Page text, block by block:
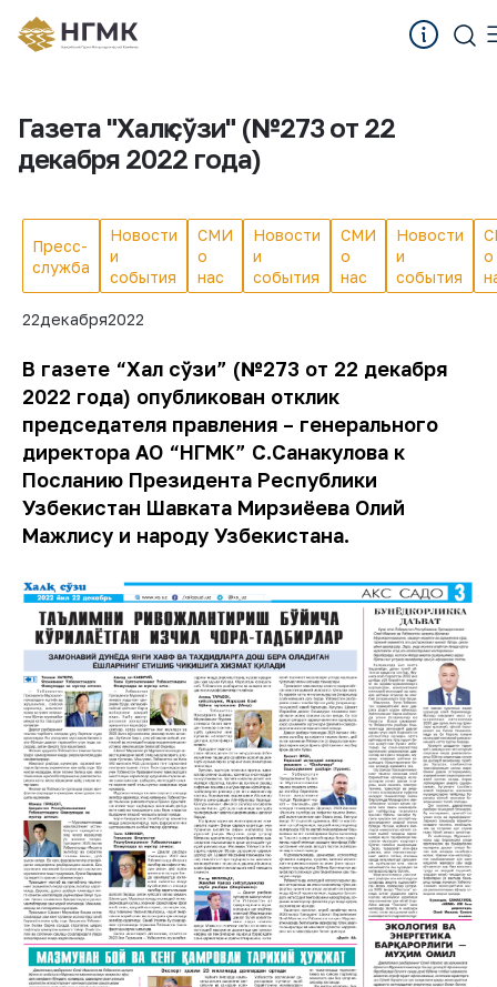
Газета "Халқ сўзи" (№273 от 22
декабря 2022 года)
Пресс-
служба
Новости
и
события
СМИ
о
нас
Новости
и
события
СМИ
о
нас
Новости
и
события
о
22декабря2022
В газете “Халқ сўзи” (№273 от 22 декабря
2022 года) опубликован отклик
председателя правления – генерального
директора АО “НГМК” С.Санакулова к
Посланию Президента Республики
Узбекистан Шавката Мирзиёева Олий
Мажлису и народу Узбекистана.